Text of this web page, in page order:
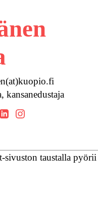
kansanedustaja
taustalla pyörii